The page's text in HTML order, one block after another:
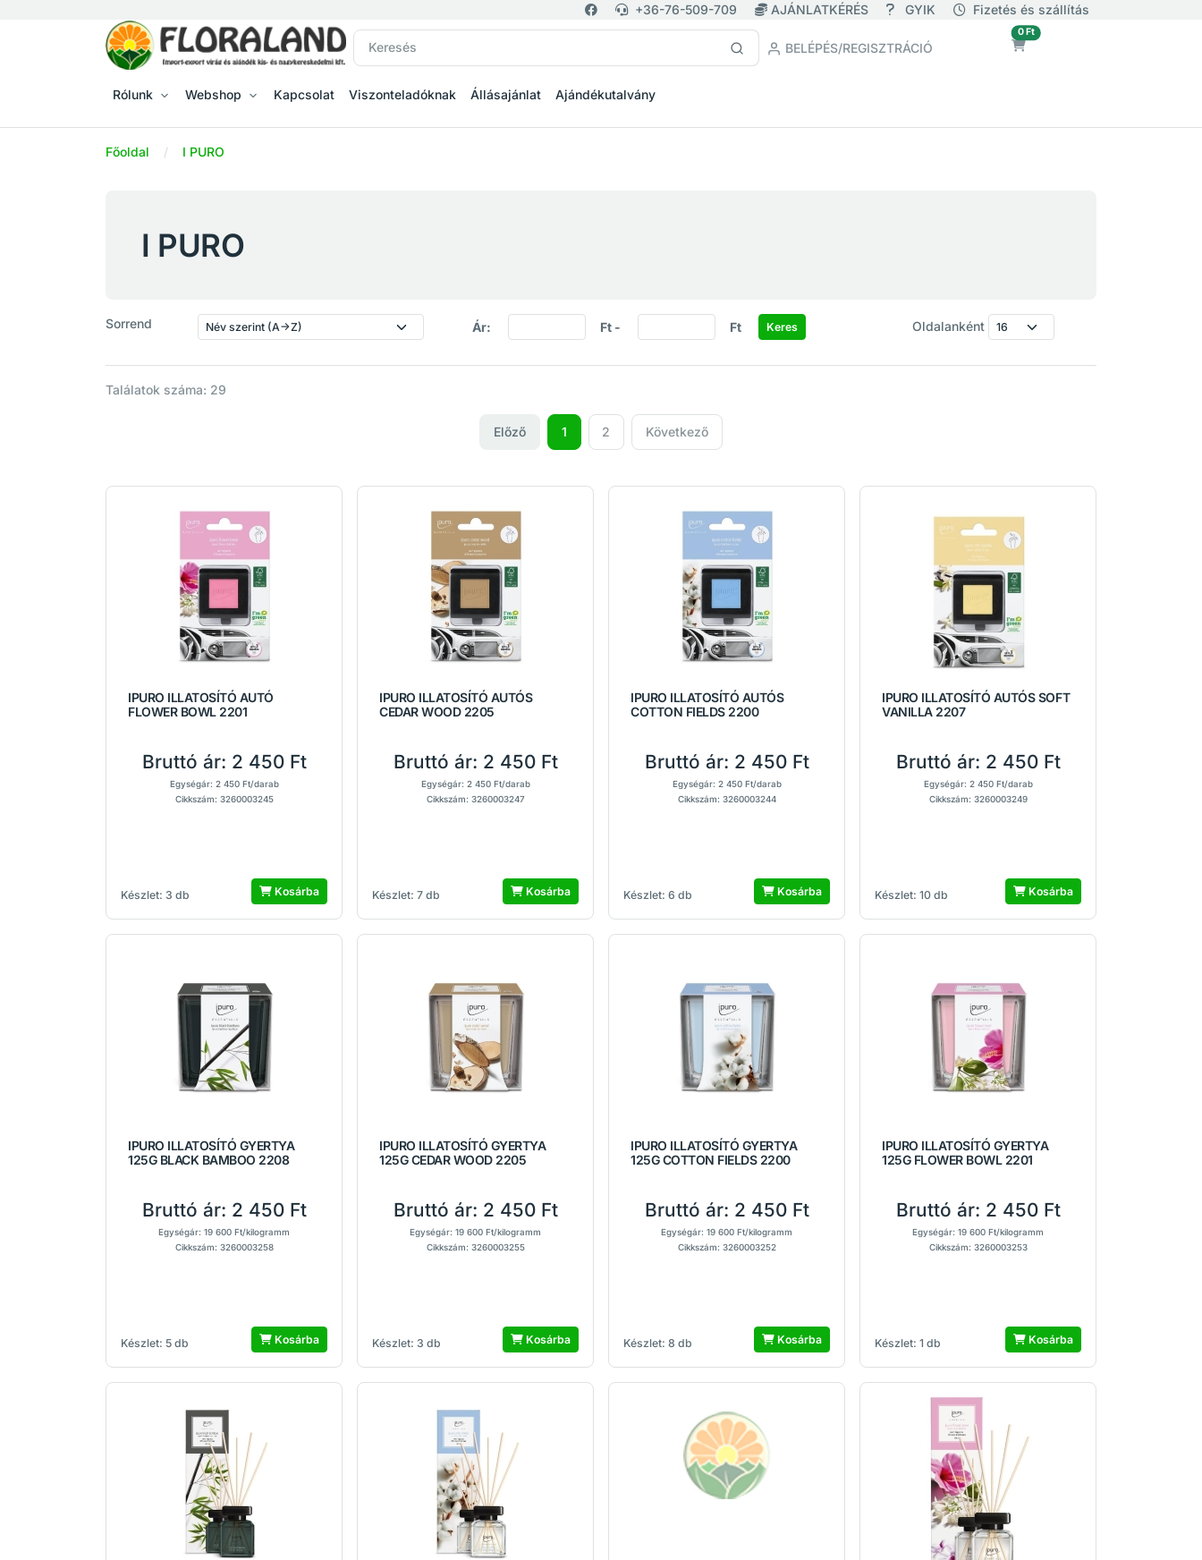
+36-76-509-709 AJÁNLATKÉRÉS GYIK Fizetés és szállítás
BELÉPÉS/REGISZTRÁCIÓ
0 Ftüres
Rólunk Webshop Kapcsolat Viszonteladóknak Állásajánlat Ajándékutalvány
Főoldal I PURO
I PURO
Sorrend Ár: Ft - Ft Oldalanként
Találatok száma: 29
Előző 1 2 Következő
IPURO ILLATOSÍTÓ AUTÓ
FLOWER BOWL 2201
Készlet: 3 db
Bruttó ár: 2 450 Ft
Egységár: 2 450 Ft/darab
Cikkszám: 3260003245
Kosárba
IPURO ILLATOSÍTÓ AUTÓS
CEDAR WOOD 2205
Készlet: 7 db
Bruttó ár: 2 450 Ft
Egységár: 2 450 Ft/darab
Cikkszám: 3260003247
Kosárba
IPURO ILLATOSÍTÓ AUTÓS
COTTON FIELDS 2200
Készlet: 6 db
Bruttó ár: 2 450 Ft
Egységár: 2 450 Ft/darab
Cikkszám: 3260003244
Kosárba
IPURO ILLATOSÍTÓ AUTÓS SOFT
VANILLA 2207
Készlet: 10 db
Bruttó ár: 2 450 Ft
Egységár: 2 450 Ft/darab
Cikkszám: 3260003249
Kosárba
IPURO ILLATOSÍTÓ GYERTYA
125G BLACK BAMBOO 2208
Készlet: 5 db
Bruttó ár: 2 450 Ft
Egységár: 19 600 Ft/kilogramm
Cikkszám: 3260003258
Kosárba
IPURO ILLATOSÍTÓ GYERTYA
125G CEDAR WOOD 2205
Készlet: 3 db
Bruttó ár: 2 450 Ft
Egységár: 19 600 Ft/kilogramm
Cikkszám: 3260003255
Kosárba
IPURO ILLATOSÍTÓ GYERTYA
125G COTTON FIELDS 2200
Készlet: 8 db
Bruttó ár: 2 450 Ft
Egységár: 19 600 Ft/kilogramm
Cikkszám: 3260003252
Kosárba
IPURO ILLATOSÍTÓ GYERTYA
125G FLOWER BOWL 2201
Készlet: 1 db
Bruttó ár: 2 450 Ft
Egységár: 19 600 Ft/kilogramm
Cikkszám: 3260003253
Kosárba